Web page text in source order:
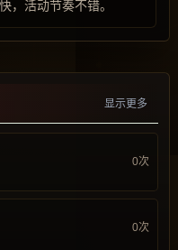
，活动节奏不错。
显示更多
0次
0次